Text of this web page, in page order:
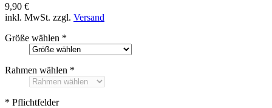
9,90 €
inkl. MwSt. zzgl. Versand
Größe wählen *
Rahmen wählen *
* Pflichtfelder